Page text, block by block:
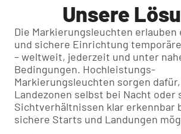
Unsere
Die Markierungsleuchten erlauben
und sichere Einrichtung
– weltweit, jederzeit und unter
Bedingungen. Hochleistungs-
Markierungsleuchten sorgen
Landezonen selbst bei Nacht oder
Sichtverhältnissen klar erkennbar
sichere Starts und Landungen